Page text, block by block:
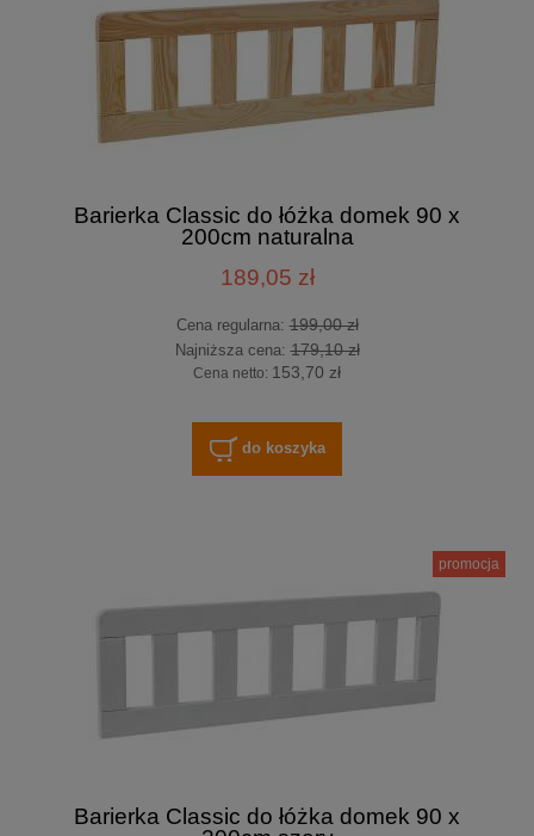
Barierka Classic do łóżka domek 90 x
200cm naturalna
189,05 zł
Cena regularna:199,00 zł
Najniższa cena:179,10 zł
Cena netto: 153,70 zł
do koszyka
Barierka Classic do łóżka domek 90 x
promocja